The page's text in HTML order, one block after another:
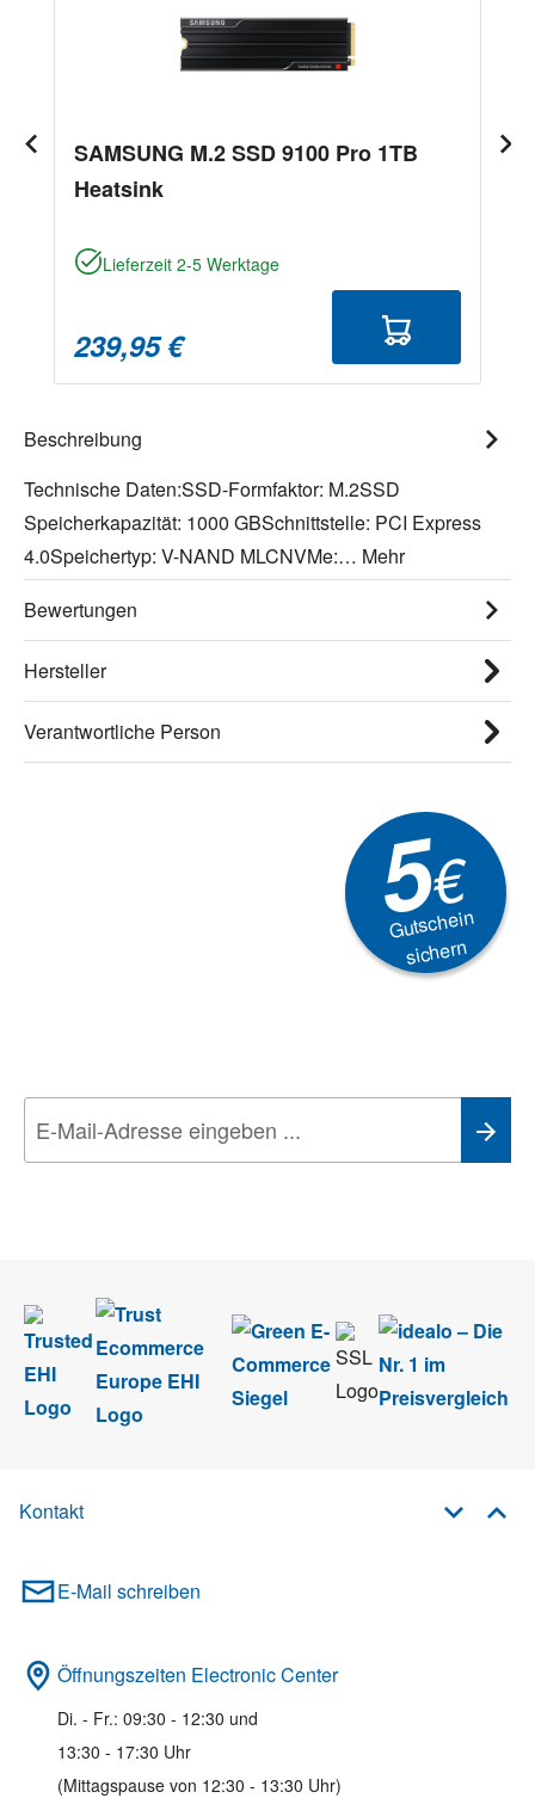
SAMSUNG M.2 SSD 9100 Pro 1TB
Heatsink
Lieferzeit 2-5 Werktage
239,95 €
Beschreibung
Technische Daten:SSD-Formfaktor: M.2SSD
Speicherkapazität: 1000 GBSchnittstelle: PCI Express
4.0Speichertyp: V-NAND MLCNVMe:… Mehr
Bewertungen
Hersteller
Verantwortliche Person
5€
Gutschein
sichern
Kontakt
E-Mail schreiben
Öffnungszeiten Electronic Center
Di. - Fr.: 09:30 - 12:30 und
13:30 - 17:30 Uhr
(Mittagspause von 12:30 - 13:30 Uhr)